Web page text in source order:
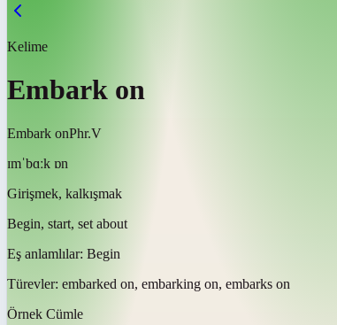
Kelime
Embark on
Embark onPhr.V
ɪmˈbɑːk ɒn
Girişmek, kalkışmak
Begin, start, set about
Eş anlamlılar: Begin
Türevler: embarked on, embarking on, embarks on
Örnek Cümle